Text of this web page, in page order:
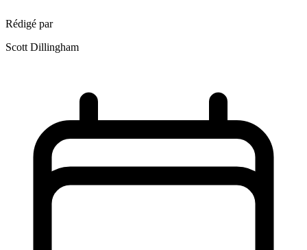
Rédigé par
Scott Dillingham